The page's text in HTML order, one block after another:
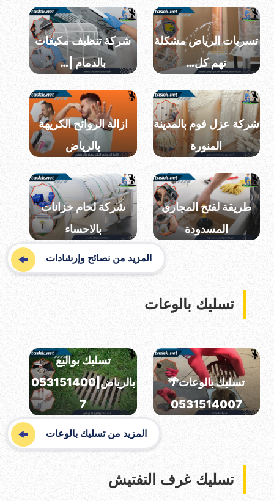
تسربات الرياض مشكلة
تهم كل…
شركة تنظيف مكيفات
بالدمام |…
شركة عزل فوم بالمدينة
المنورة
ازالة الروائح الكريهة
بالرياض
طريقة لفتح المجاري
المسدودة
شركة لحام خزانات
بالاحساء
المزيد من نصائح وإرشادات
تسليك بالوعات
تسليك بالوعات🌴
0531514007
تسليك بواليع
بالرياض|053151400
7
المزيد من تسليك بالوعات
تسليك غرف التفتيش